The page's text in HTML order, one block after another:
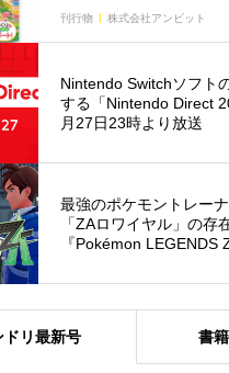
刊行物 株式会社アンビット
Nintendo Switchソフト
する「Nintendo Direct
月27日23時より放送
最強のポケモントレー
「ZAロワイヤル」の存
『Pokémon LEGENDS
ドリ最新号 書